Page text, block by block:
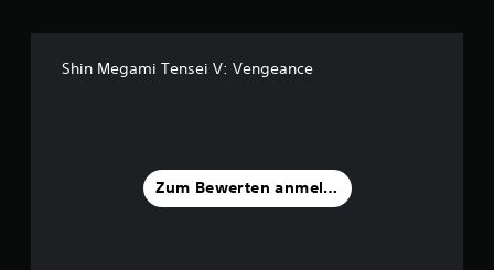
Shin Megami Tensei V: Vengeance
Zum Bewerten anmelden